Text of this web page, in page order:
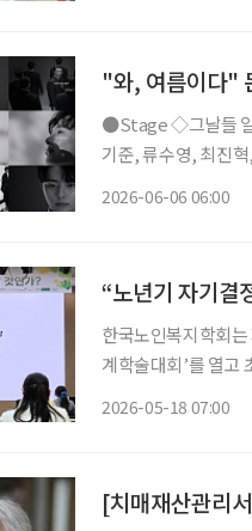
"와, 여름이다"
●Stage ◇그날들 일정 6월 9일 ~ 8월 23일 장소 디큐브 링크아트센터 연출 장유정 출연 엄
기준, 류수영, 최진혁, 김정현
2026-06-06 06:00
“노년기 자기결
한국노인복지학회
계학술대회’를 열고
2026-05-18 07:00